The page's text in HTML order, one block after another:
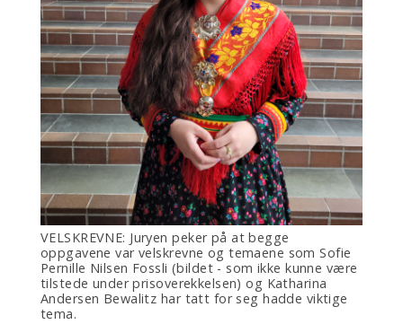
VELSKREVNE: Juryen peker på at begge
oppgavene var velskrevne og temaene som Sofie
Pernille Nilsen Fossli (bildet - som ikke kunne være
tilstede under prisoverekkelsen) og Katharina
Andersen Bewalitz har tatt for seg hadde viktige
tema.